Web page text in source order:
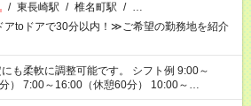
/ 東長崎駅 / 椎名町駅 / …
toドアで30分以内！≫ご希望の勤務地を紹介
に調整可能です。 シフト例 9:00～
） 7:00～16:00（休憩60分） 10:00～
のお仕事で希